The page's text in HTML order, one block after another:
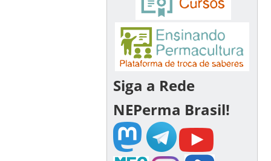
Siga a Rede
NEPerma Brasil!